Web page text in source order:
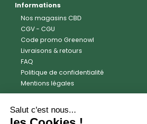
Informations
Nos magasins CBD
CGV- CGU
Code promo Greenowl
Livraisons & retours
FAQ
Politique de confidentialité
Mentions légales
Avis clients